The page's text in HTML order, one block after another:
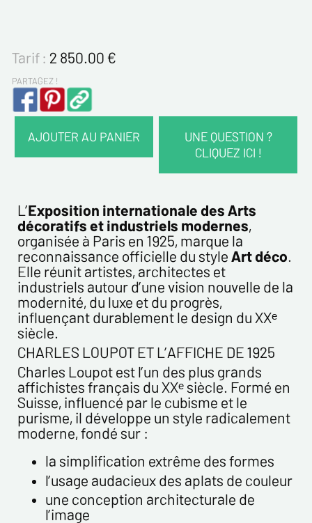
Tarif : 2 850.00€
PARTAGEZ !
AJOUTER AU PANIER
UNE QUESTION ?
CLIQUEZ ICI !
Nom*
Prénom*
Email*
Confirmez votre Email*
Tél.
Remarques
L’Exposition internationale des Arts
décoratifs et industriels modernes,
organisée à Paris en 1925, marque la
reconnaissance officielle du styleArt déco.
Elle réunit artistes, architectes et
industriels autour d’une vision nouvelle de la
modernité, du luxe et du progrès,
influençant durablement le design du XXᵉ
siècle.
CHARLES LOUPOT ET L’AFFICHE DE 1925
Charles Loupot est l’un des plus grands
affichistes français du XXᵉ siècle. Formé en
Suisse, influencé par le cubisme et le
purisme, il développe un style radicalement
moderne, fondé sur :
la simplification extrême des formes
l’usage audacieux des aplats de couleur
une conception architecturale de
l’image